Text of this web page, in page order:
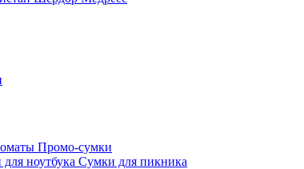
Промо-сумки
ноутбука Сумки для пикника